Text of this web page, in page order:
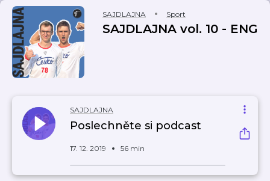
SAJDLAJNA Sport
SAJDLAJNA vol. 10 - ENG
SAJDLAJNA
Poslechněte si podcast
17. 12. 2019 56 min